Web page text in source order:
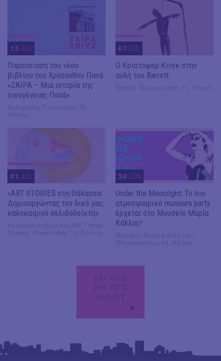
13 JUL
Παρουσίαση του νέου
βιβλίου του Χρύσανθου Πανά
«ΖΑΪΡΑ – Μια ιστορία της
οικογένειας Πανά»
07 JUL
O Κρίστοφερ Κινγκ στην
αυλή του Barrett
01 JUL
«ART STORIES στη Θάλασσα:
Δημιουργώντας τον δικό μας
καλοκαιρινό σελιδοδείκτη»
30 JUN
Under the Moonlight: Το πιο
ατμοσφαιρικό museum party
έρχεται στο Μουσείο Μαρία
Κάλλας!
ARCHIVE
ΣΥΝ ΤΟΙΣ
ΑΛΛΟΙΣ